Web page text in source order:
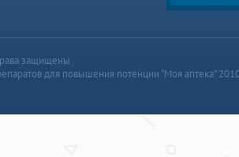
защищены
для повышения потенции “Моя аптека”